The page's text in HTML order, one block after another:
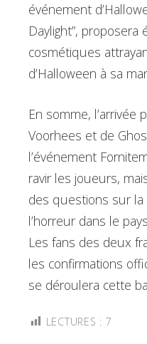
événement
Daylight”,
cosmétiques
d’Halloween à sa
En somme, l’arrivée
Voorhees et de
l’événement
ravir les joueurs,
des questions sur la
l’horreur dans le
Les fans des deux
les confirmations
se déroulera cette
LECTURES : 7